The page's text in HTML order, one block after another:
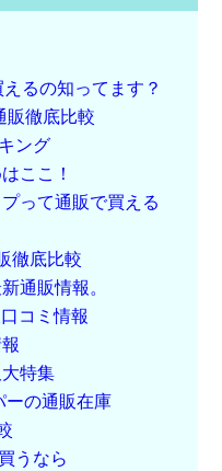
るの知ってます？
販徹底比較
ング
ここ！
って通販で買える
徹底比較
通販情報。
コミ情報
特集
ーの通販在庫
うなら